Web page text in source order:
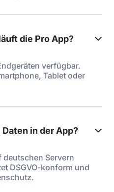
die Pro App?
verfügbar.
Tablet oder
in der App?
deutschen Servern
DSGVO-konform und